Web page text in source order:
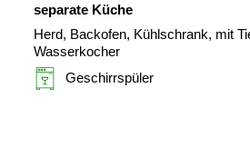
separate Küche
Herd, Backofen, Kühlschrank, mit
Wasserkocher
Geschirrspüler